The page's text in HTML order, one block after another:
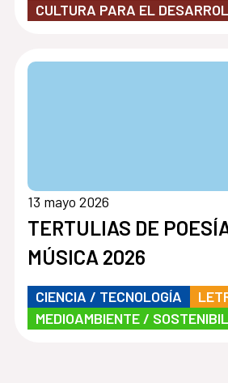
CULTURA PARA EL
13 mayo 2026
TERTULIAS DE
MÚSICA 2026
CIENCIA / TECNOLOGÍA
MEDIOAMBIENTE /